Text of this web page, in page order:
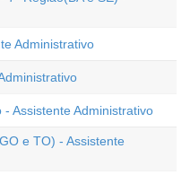
Administrativo
Assistente Administrativo
e TO) - Assistente